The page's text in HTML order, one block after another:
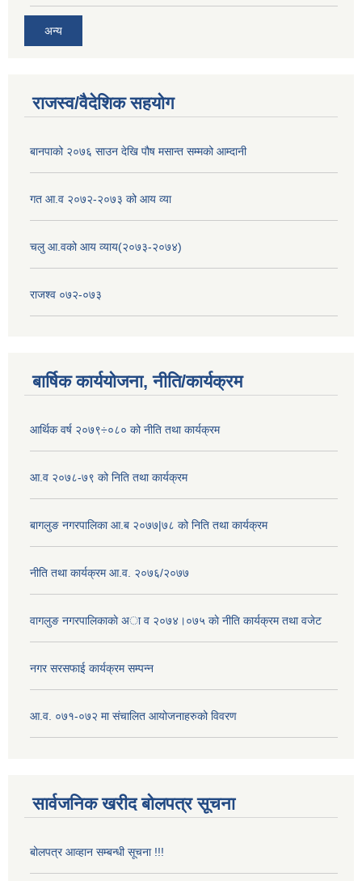
अन्य
राजस्व/वैदेशिक सहयोग
बानपाको २०७६ साउन देखि पौष मसान्त सम्मको आम्दानी
गत आ.व २०७२-२०७३ को आय व्या
चलु आ.वको आय व्याय(२०७३-२०७४)
राजश्व ०७२-०७३
बार्षिक कार्ययोजना, नीति/कार्यक्रम
आर्थिक वर्ष २०७९÷०८० को नीति तथा कार्यक्रम
आ.व २०७८-७९ को निति तथा कार्यक्रम
बागलुङ नगरपालिका आ.ब २०७७|७८ को निति तथा कार्यक्रम
नीति तथा कार्यक्रम आ.व. २०७६/२०७७
वागलुङ नगरपालिकाकाे अा‍ व २०७४।०७५ काे नीति कार्यक्रम तथा वजेट
नगर सरसफाई कार्यक्रम सम्पन्न
आ.व. ०७१-०७२ मा संचालित आयोजनाहरुको विवरण
सार्वजनिक खरीद बोलपत्र सूचना
बोलपत्र आव्हान सम्बन्धी सूचना !!!